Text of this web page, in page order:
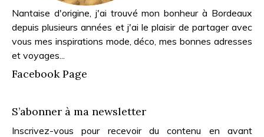
Nantaise d'origine, j'ai trouvé mon bonheur à Bordeaux
depuis plusieurs années et j'ai le plaisir de partager avec
vous mes inspirations mode, déco, mes bonnes adresses
et voyages...
Facebook Page
S’abonner à ma newsletter
Inscrivez-vous pour recevoir du contenu en avant